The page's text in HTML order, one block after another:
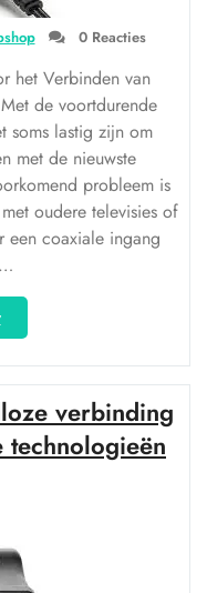
0 Reacties
het Verbinden van
de voortdurende
soms lastig zijn om
met de nieuwste
probleem is
oudere televisies of
een coaxiale ingang
“HDMI
naar
Coax:
Verbinden
van
Moderne
Apparaten
verbinding
technologieën